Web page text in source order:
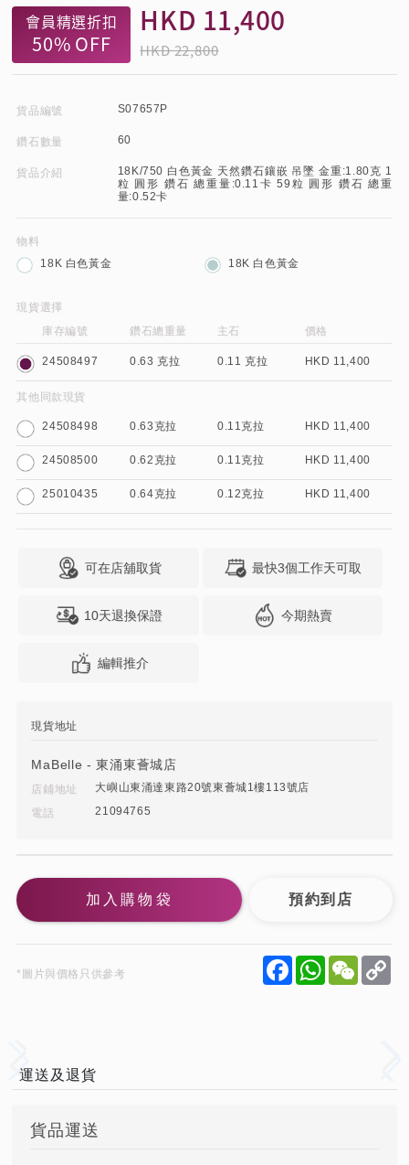
HKD 11,400
HKD 22,800
會員精選折扣
50% OFF
貨品編號 S07657P
鑽石數量 60
貨品介紹
18K/750 白色黃金 天然鑽石鑲嵌 吊墜 金重:1.80克 1
粒 圓形 鑽石 總重量:0.11卡 59粒 圓形 鑽石 總重
量:0.52卡
物料
18K 白色黃金
18K 白色黃金
現貨選擇
庫存編號
鑽石總重量 主石 價格
24508497 0.63 克拉 0.11 克拉 HKD 11,400
其他同款現貨
24508498 0.63克拉 0.11克拉 HKD 11,400
24508500 0.62克拉 0.11克拉 HKD 11,400
25010435 0.64克拉 0.12克拉 HKD 11,400
可在店舖取貨 最快3個工作天可取
10天退換保證 今期熱賣
編輯推介
現貨地址
MaBelle - 東涌東薈城店
店鋪地址
大嶼山東涌達東路20號東薈城1樓113號店
電話
21094765
加入購物袋
*圖片與價格只供參考
Facebook
WhatsApp
運送及退貨
貨品運送